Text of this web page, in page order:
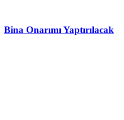
Bina Onarımı Yaptırılacak